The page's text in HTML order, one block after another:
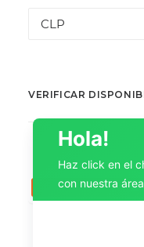
VERIFICAR
Hola!
Haz click en el
con nuestra